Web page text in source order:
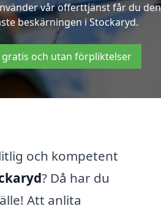
vår offerttjänst får du den
beskärningen i Stockaryd.
gratis och utan förpliktelser
och kompetent
? Då har du
Att anlita